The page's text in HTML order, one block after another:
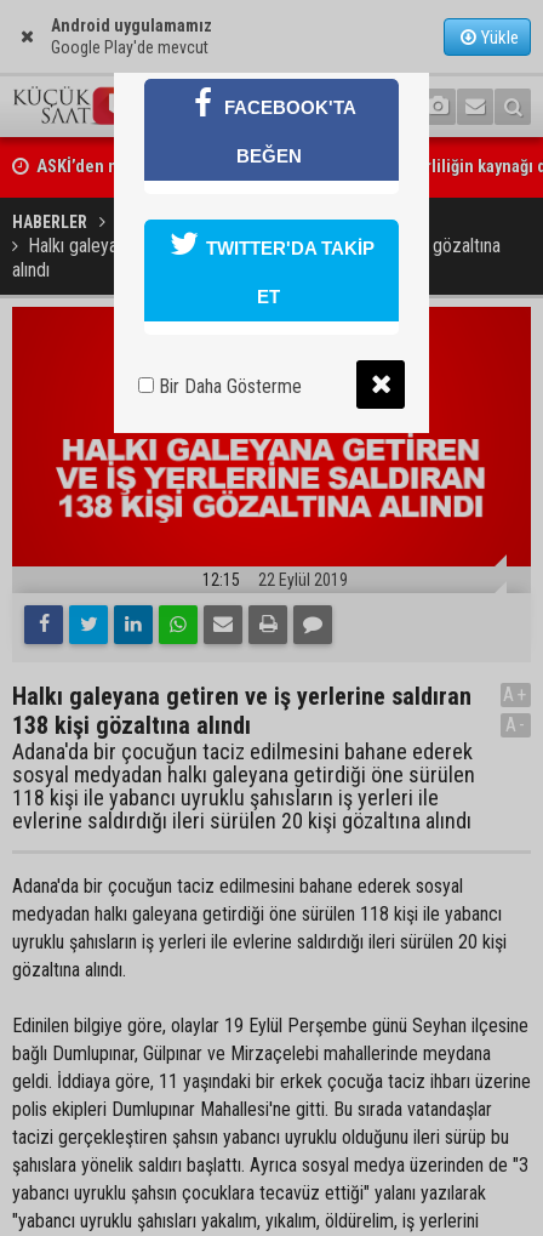
Android uygulamamız
Google Play'de mevcut
Yükle
ASKİ’den mikroplastik iddialarına açıklama: “Tesis kirliliğin kaynağı
Feke’de mahalle çalışmaları sahada değerlendirildi
HABERLER GÜNDEM
Halkı galeyana getiren ve iş yerlerine saldıran 138 kişi gözaltına
alındı
12:15 22 Eylül 2019
Halkı galeyana getiren ve iş yerlerine saldıran
138 kişi gözaltına alındı
Adana'da bir çocuğun taciz edilmesini bahane ederek
sosyal medyadan halkı galeyana getirdiği öne sürülen
118 kişi ile yabancı uyruklu şahısların iş yerleri ile
evlerine saldırdığı ileri sürülen 20 kişi gözaltına alındı
A+
A-
Adana'da bir çocuğun taciz edilmesini bahane ederek sosyal
medyadan halkı galeyana getirdiği öne sürülen 118 kişi ile yabancı
uyruklu şahısların iş yerleri ile evlerine saldırdığı ileri sürülen 20 kişi
gözaltına alındı.
Edinilen bilgiye göre, olaylar 19 Eylül Perşembe günü Seyhan ilçesine
bağlı Dumlupınar, Gülpınar ve Mirzaçelebi mahallerinde meydana
geldi. İddiaya göre, 11 yaşındaki bir erkek çocuğa taciz ihbarı üzerine
polis ekipleri Dumlupınar Mahallesi'ne gitti. Bu sırada vatandaşlar
tacizi gerçekleştiren şahsın yabancı uyruklu olduğunu ileri sürüp bu
şahıslara yönelik saldırı başlattı. Ayrıca sosyal medya üzerinden de "3
yabancı uyruklu şahsın çocuklara tecavüz ettiği" yalanı yazılarak
"yabancı uyruklu şahısları yakalım, yıkalım, öldürelim, iş yerlerini
FACEBOOK'TA
BEĞEN
TWITTER'DA TAKİP
ET
Bir Daha Gösterme